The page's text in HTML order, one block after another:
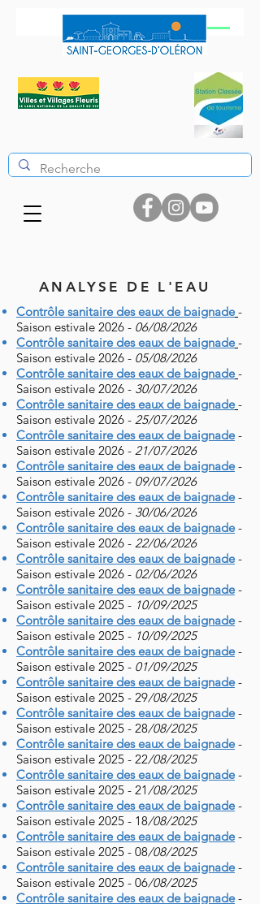
ANALYSE DE L'EAU
Contrôle sanitaire des eaux de baignade -
Saison estivale 2026 - 06/08/2026
Contrôle sanitaire des eaux de baignade -
Saison estivale 2026 - 05/08/2026
Contrôle sanitaire des eaux de baignade -
Saison estivale 2026 - 30/07/2026
Contrôle sanitaire des eaux de baignade -
Saison estivale 2026 - 25/07/2026
Contrôle sanitaire des eaux de baignade-
Saison estivale 2026 - 21/07/2026
Contrôle sanitaire des eaux de baignade-
Saison estivale 2026 - 09/07/2026
Contrôle sanitaire des eaux de baignade-
Saison estivale 2026 - 30/06/2026
Contrôle sanitaire des eaux de baignade-
Saison estivale 2026 - 22/06/2026
Contrôle sanitaire des eaux de baignade-
Saison estivale 2026 - 02/06/2026
Contrôle sanitaire des eaux de baignade-
Saison estivale 2025 - 10/09/2025
Contrôle sanitaire des eaux de baignade-
Saison estivale 2025 - 10/09/2025
Contrôle sanitaire des eaux de baignade-
Saison estivale 2025 - 01/09/2025
Contrôle sanitaire des eaux de baignade-
Saison estivale 2025 - 29/08/2025
Contrôle sanitaire des eaux de baignade-
Saison estivale 2025 - 28/08/2025
Contrôle sanitaire des eaux de baignade-
Saison estivale 2025 - 22/08/2025
Contrôle sanitaire des eaux de baignade-
Saison estivale 2025 - 21/08/2025
Contrôle sanitaire des eaux de baignade-
Saison estivale 2025 - 18/08/2025
Contrôle sanitaire des eaux de baignade-
Saison estivale 2025 - 08/08/2025
Contrôle sanitaire des eaux de baignade-
Saison estivale 2025 - 06/08/2025
Contrôle sanitaire des eaux de baignade-